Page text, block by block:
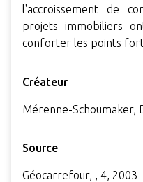
l'accroissement de
projets immobiliers
conforter les points
Créateur
Mérenne-Schoumaker,
Source
Géocarrefour, , 4,